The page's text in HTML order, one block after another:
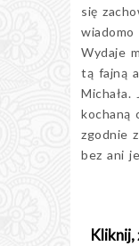
się
wiadomo
Wydaje
tą fajną
Michała.
kochaną
zgodnie
bez ani
Kliknij,